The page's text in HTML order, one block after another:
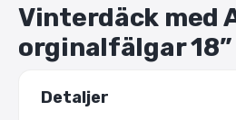
Vinterdäck med
orginalfälgar18”
Detaljer